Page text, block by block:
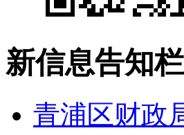
新信息告知栏
青浦区财政